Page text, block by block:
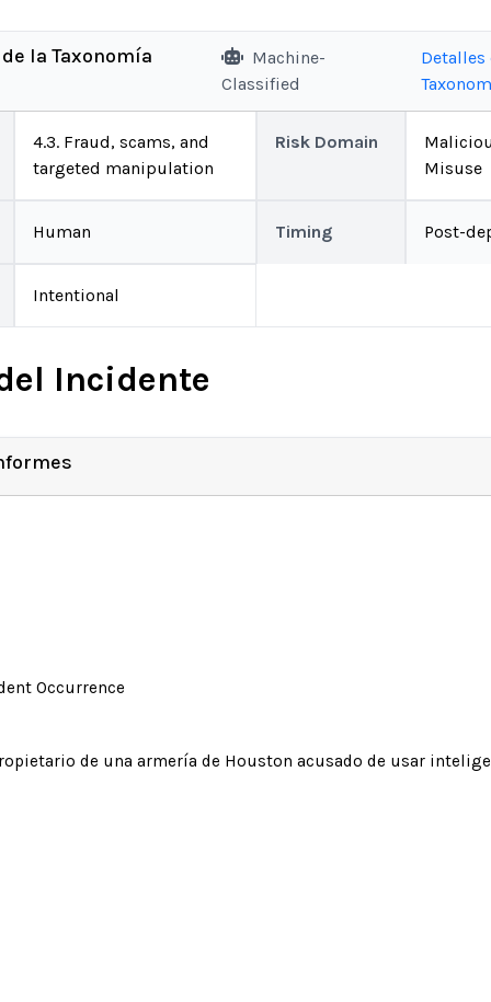
la Taxonomía
Machine-
Classified
Detalles
4.3. Fraud, scams, and
targeted manipulation
Risk Domain
Misuse
Human Timing Post-
Intentional
Incidente
Occurrence
de una armería de Houston acusado de usar